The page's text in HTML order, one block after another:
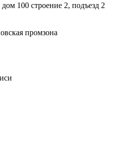
100 строение 2, подъезд 2
промзона